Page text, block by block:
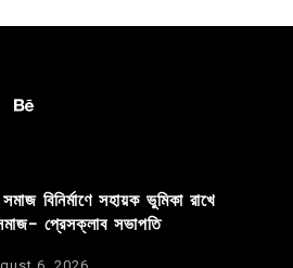
বিনির্মাণে সহায়ক ভুমিকা রাখে
প্রেসক্লাব সভাপতি